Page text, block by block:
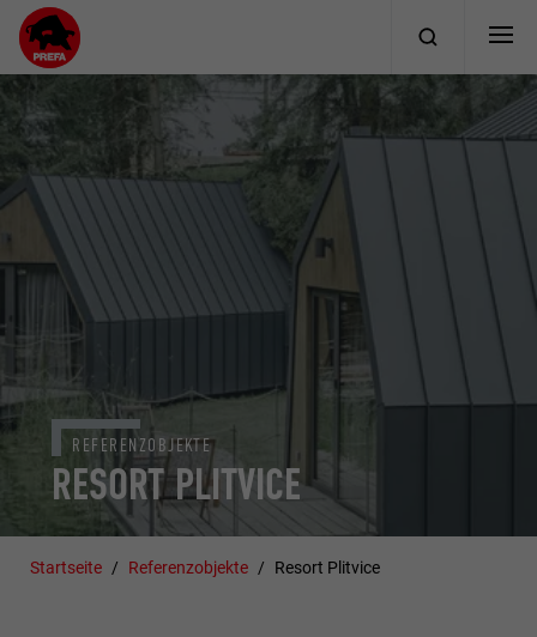
RESORT PLITVICE
REFERENZOBJEKTE
Startseite Referenzobjekte Resort Plitvice